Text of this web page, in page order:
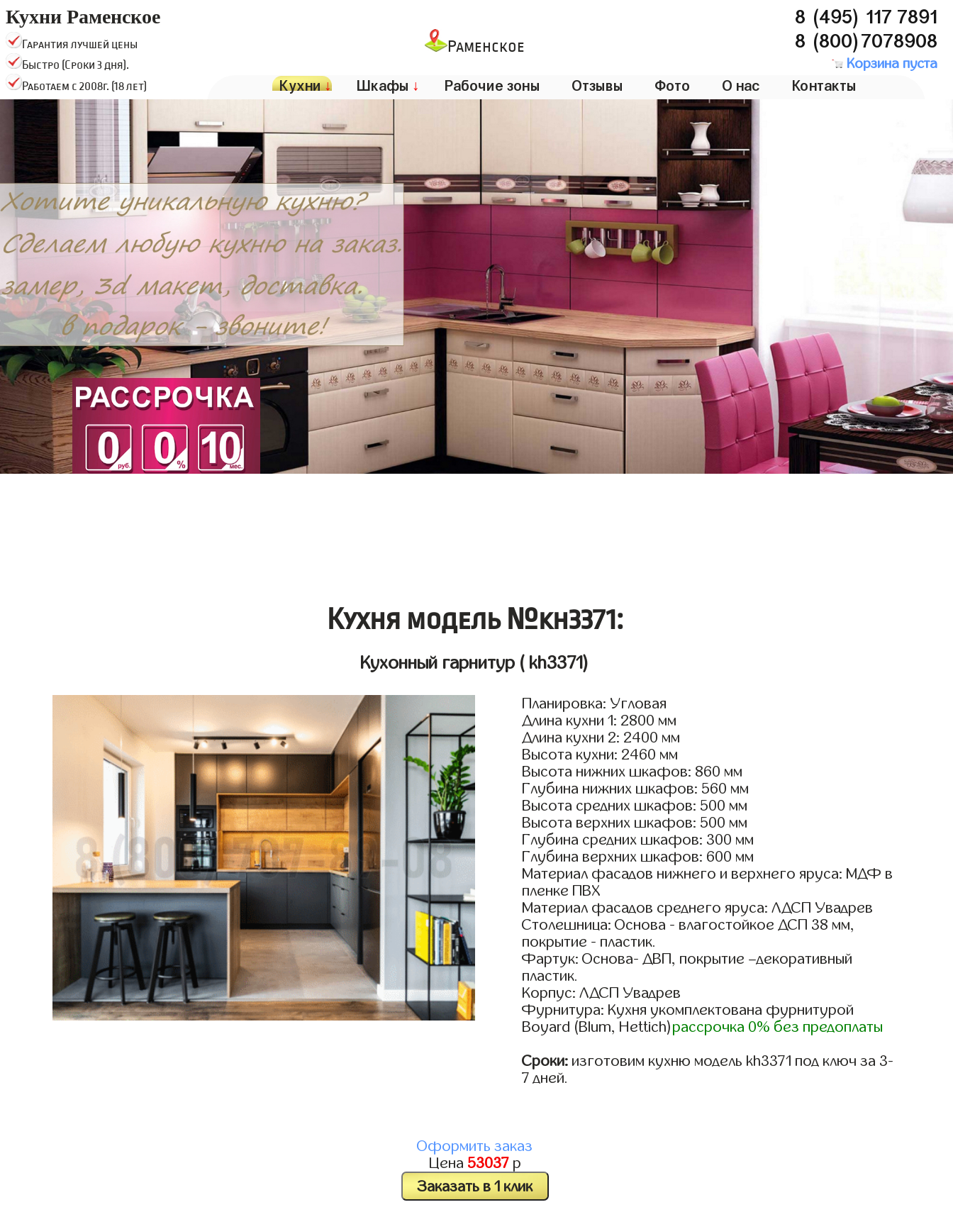
Кухни Раменское
Гарантия лучшей цены
Быстро (Сроки 3 дня).
Работаем с 2008г. (18 лет)
Раменское
8 (495) 117 7891
8 (800)7078908
Корзина пуста
Кухни↓ Шкафы ↓ Рабочие зоны Отзывы Фото О нас Контакты
Кухня модель №kh3371:
Кухонный гарнитур ( kh3371)
Планировка: Угловая
Длина кухни 1: 2800 мм
Длина кухни 2: 2400 мм
Высота кухни: 2460 мм
Высота нижних шкафов: 860 мм
Глубина нижних шкафов: 560 мм
Высота средних шкафов: 500 мм
Высота верхних шкафов: 500 мм
Глубина средних шкафов: 300 мм
Глубина верхних шкафов: 600 мм
Материал фасадов нижнего и верхнего яруса: МДФ в
пленке ПВХ
Материал фасадов среднего яруса: ЛДСП Увадрев
Столешница: Основа - влагостойкое ДСП 38 мм,
покрытие - пластик.
Фартук: Основа- ДВП, покрытие –декоративный
пластик.
Корпус: ЛДСП Увадрев
Фурнитура: Кухня укомплектована фурнитурой
Boyard (Blum, Hettich)рассрочка 0% без предоплаты
Сроки: изготовим кухню модель kh3371 под ключ за 3-
7 дней.
Оформить заказ
Цена 53037р
Заказать в 1 клик